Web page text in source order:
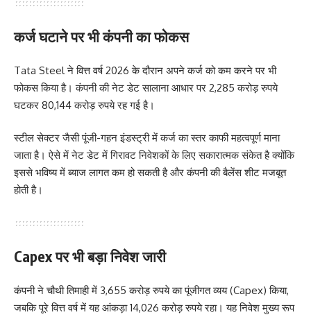
कर्ज घटाने पर भी कंपनी का फोकस
Tata Steel ने वित्त वर्ष 2026 के दौरान अपने कर्ज को कम करने पर भी
फोकस किया है। कंपनी की नेट डेट सालाना आधार पर 2,285 करोड़ रुपये
घटकर 80,144 करोड़ रुपये रह गई है।
स्टील सेक्टर जैसी पूंजी-गहन इंडस्ट्री में कर्ज का स्तर काफी महत्वपूर्ण माना
जाता है। ऐसे में नेट डेट में गिरावट निवेशकों के लिए सकारात्मक संकेत है क्योंकि
इससे भविष्य में ब्याज लागत कम हो सकती है और कंपनी की बैलेंस शीट मजबूत
होती है।
Capex पर भी बड़ा निवेश जारी
कंपनी ने चौथी तिमाही में 3,655 करोड़ रुपये का पूंजीगत व्यय (Capex) किया,
जबकि पूरे वित्त वर्ष में यह आंकड़ा 14,026 करोड़ रुपये रहा। यह निवेश मुख्य रूप